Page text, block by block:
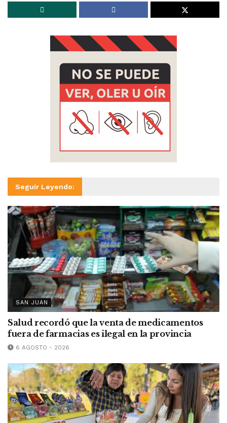
Seguir Leyendo:
SAN JUAN
Salud recordó que la venta de medicamentos
fuera de farmacias es ilegal en la provincia
6 AGOSTO - 2026